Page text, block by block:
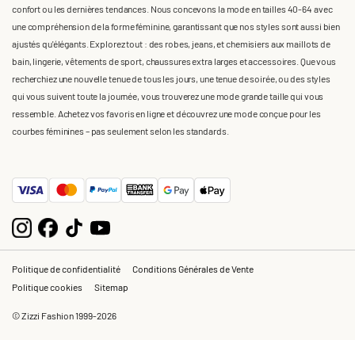
confort ou les dernières tendances. Nous concevons la mode en tailles 40-64 avec
une compréhension de la forme féminine, garantissant que nos styles sont aussi bien
ajustés qu'élégants. Explorez tout : des robes, jeans, et chemisiers aux maillots de
bain, lingerie, vêtements de sport, chaussures extra larges et accessoires. Que vous
recherchiez une nouvelle tenue de tous les jours, une tenue de soirée, ou des styles
qui vous suivent toute la journée, vous trouverez une mode grande taille qui vous
ressemble. Achetez vos favoris en ligne et découvrez une mode conçue pour les
courbes féminines – pas seulement selon les standards.
Politique de confidentialité
Conditions Générales de Vente
Politique cookies
Sitemap
© Zizzi Fashion 1999-2026